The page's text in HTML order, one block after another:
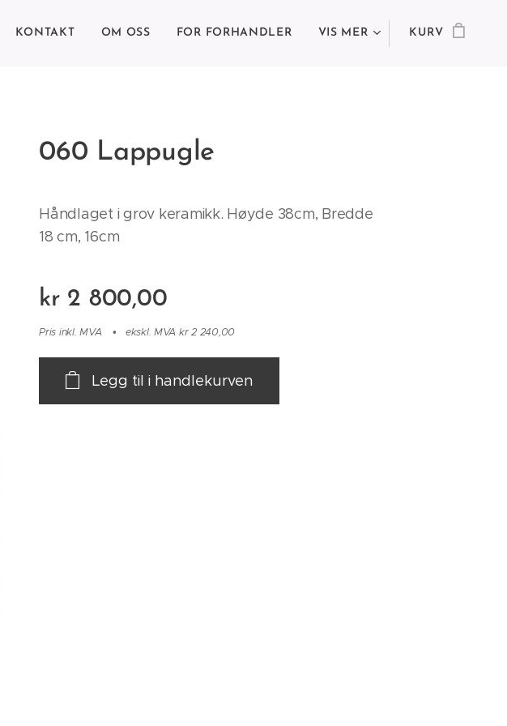
KONTAKT OM OSS FOR FORHANDLER VIS MER KURV
060 Lappugle
Håndlaget i grov keramikk. Høyde 38cm, Bredde
18 cm, 16cm
kr 2 800,00
Pris inkl. MVA ekskl. MVA kr 2 240,00
Legg til i handlekurven